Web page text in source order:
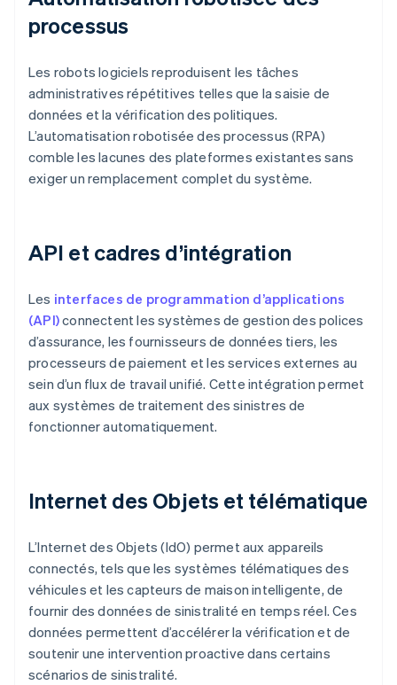
processus
Les robots logiciels reproduisent les tâches
administratives répétitives telles que la saisie de
données et la vérification des politiques.
L’automatisation robotisée des processus (RPA)
comble les lacunes des plateformes existantes sans
exiger un remplacement complet du système.
API et cadres d’intégration
Les interfaces de programmation d’applications
(API)connectent les systèmes de gestion des polices
d’assurance, les fournisseurs de données tiers, les
processeurs de paiement et les services externes au
sein d’un flux de travail unifié. Cette intégration permet
aux systèmes de traitement des sinistres de
fonctionner automatiquement.
Internet des Objets et télématique
L’Internet des Objets (IdO) permet aux appareils
connectés, tels que les systèmes télématiques des
véhicules et les capteurs de maison intelligente, de
fournir des données de sinistralité en temps réel. Ces
données permettent d’accélérer la vérification et de
soutenir une intervention proactive dans certains
scénarios de sinistralité.